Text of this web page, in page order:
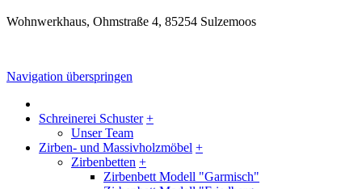
Wohnwerkhaus, Ohmstraße 4, 85254 Sulzemoos
Navigation überspringen
Schreinerei Schuster +
Unser Team
Zirben- und Massivholzmöbel +
Zirbenbetten +
Zirbenbett Modell "Garmisch"